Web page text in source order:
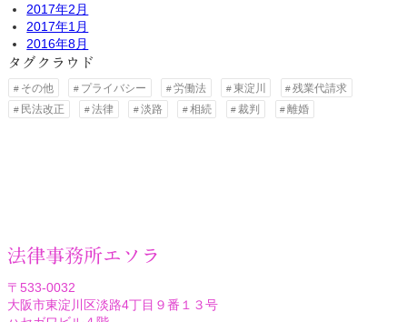
2017年2月
2017年1月
2016年8月
タグクラウド
その他 プライバシー 労働法 東淀川
残業代請求
民法改正
法律 淡路 相続 裁判 離婚
法律事務所エソラ
〒533-0032
大阪市東淀川区淡路4丁目９番１３号